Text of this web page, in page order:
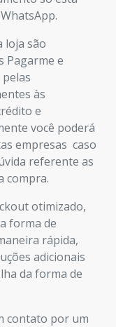
loja são
Pagarme e
às
e
você poderá
empresas caso
referente as
compra.
otimizado,
forma de
rápida,
adicionais
da forma de
contato por um